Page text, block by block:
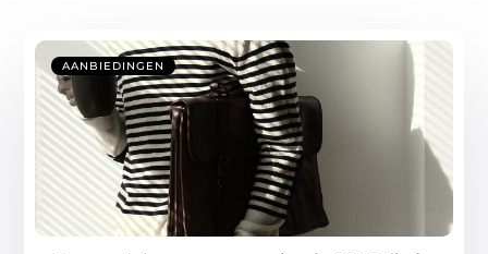
AANBIEDINGEN